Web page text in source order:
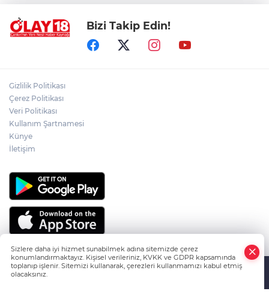
PKK'NIN SİLAH BIRAKMA SÜRECİNDE
YENİ DÖNEM
ÇANKIRILI ECZACI SABRİ ATAMANALP
Bizi Takip Edin!
Gizlilik Politikası
Çerez Politikası
Veri Politikası
Kullanım Şartnamesi
Künye
İletişim
Sizlere daha iyi hizmet sunabilmek adına sitemizde çerez
konumlandırmaktayız. Kişisel verileriniz, KVKK ve GDPR kapsamında
toplanıp işlenir. Sitemizi kullanarak, çerezleri kullanmamızı kabul etmiş
olacaksınız.